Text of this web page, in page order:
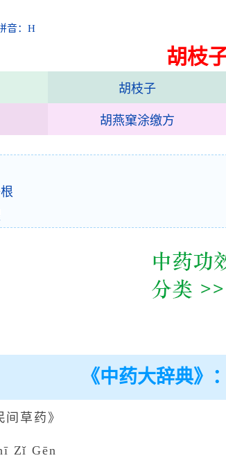
音：H
胡枝
胡枝子
胡燕窠涂缴方
《中药大辞典》
间草药》
Zǐ Gēn